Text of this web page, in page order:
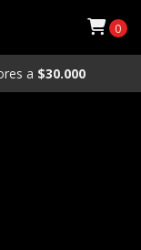
a $30.000
0